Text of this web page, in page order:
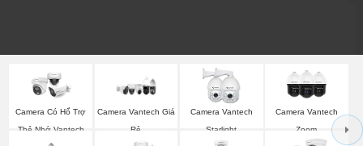
Camera Có Hổ Trợ
Thẻ Nhớ Vantech
Camera Vantech Giá
Rẻ
Camera Vantech
Starlight
Camera Vantech
Zoom